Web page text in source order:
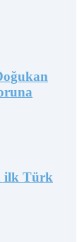
ilk Türk